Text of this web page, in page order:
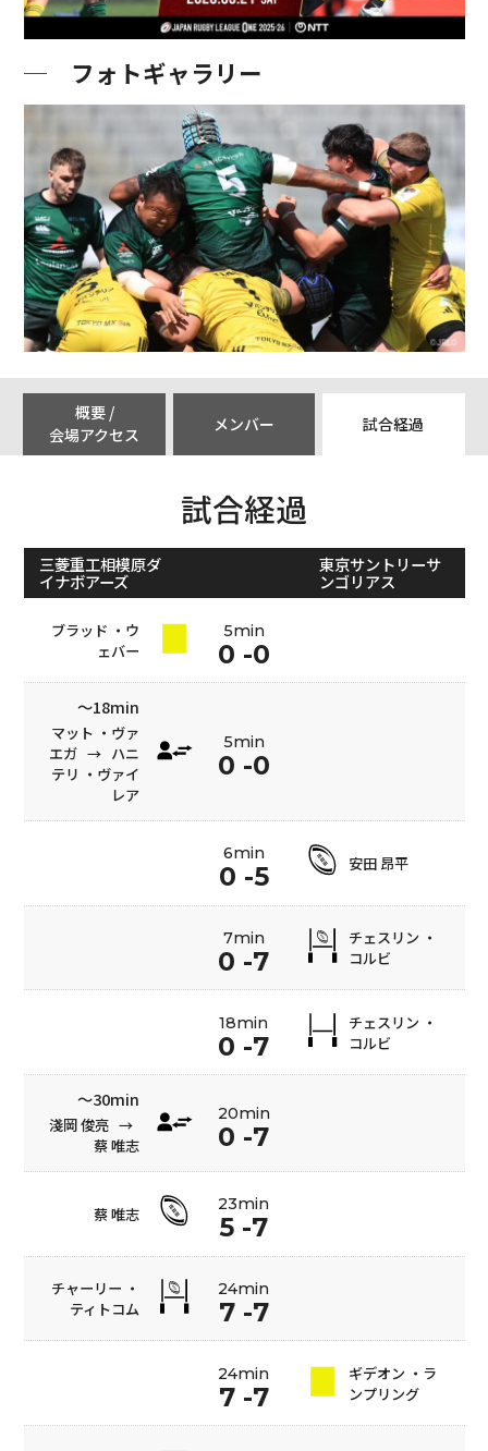
フォトギャラリー
概要 /
会場アクセス
メンバー 試合経過
試合経過
三菱重工相模原ダ
イナボアーズ
東京サントリーサ
ンゴリアス
ブラッド ・ウ
ェバー
5min
0 -0
〜18min
マット ・ヴァ
エガ → ハニ
テリ ・ヴァイ
レア
5min
0 -0
6min
0 -5 安田 昂平
7min
0 -7
チェスリン ・
コルビ
18min
0 -7
チェスリン ・
コルビ
〜30min
淺岡 俊亮 →
蔡 唯志
20min
0 -7
蔡 唯志 23min
5 -7
チャーリー ・
ティトコム
24min
7 -7
24min
7 -7
ギデオン ・ラ
ンプリング